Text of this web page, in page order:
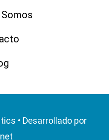
Somos
• Desarrollado por